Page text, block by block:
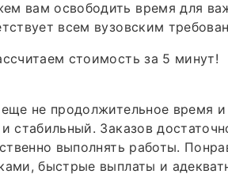
вам освободить время для
всем вузовским
стоимость за 5 минут!
не продолжительное время и
стабильный. Заказов
выполнять работы.
быстрые выплаты и